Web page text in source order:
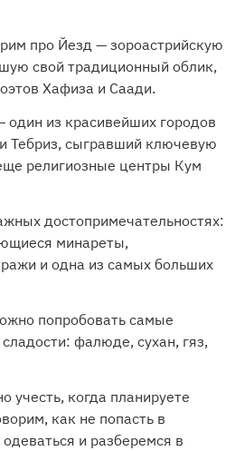
про Йезд — зороастрийскую
свой традиционный облик,
Хафиза и Саади.
из красивейших городов
Тебриз, сыгравший ключевую
религиозные центры Кум
достопримечательностях:
минареты,
и одна из самых больших
попробовать самые
фалюде, сухан, гяз,
учесть, когда планируете
как не попасть в
и разберемся в